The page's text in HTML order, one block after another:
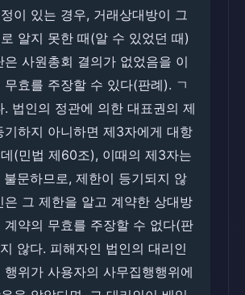
이 있는 경우, 거래상대방이 그
알지 못한 때(알 수 있었던 때)
은 사원총회 결의가 없었음을 이
무효를 주장할 수 있다(판례). ㄱ
. 법인의 정관에 의한 대표권의 제
기하지 아니하면 제3자에게 대항
(민법 제60조), 이때의 제3자는
불문하므로, 제한이 등기되지 않
은 그 제한을 알고 계약한 상대방
계약의 무효를 주장할 수 없다(판
않다. 피해자인 법인의 대리인
행위가 사용자의 사무집행행위에